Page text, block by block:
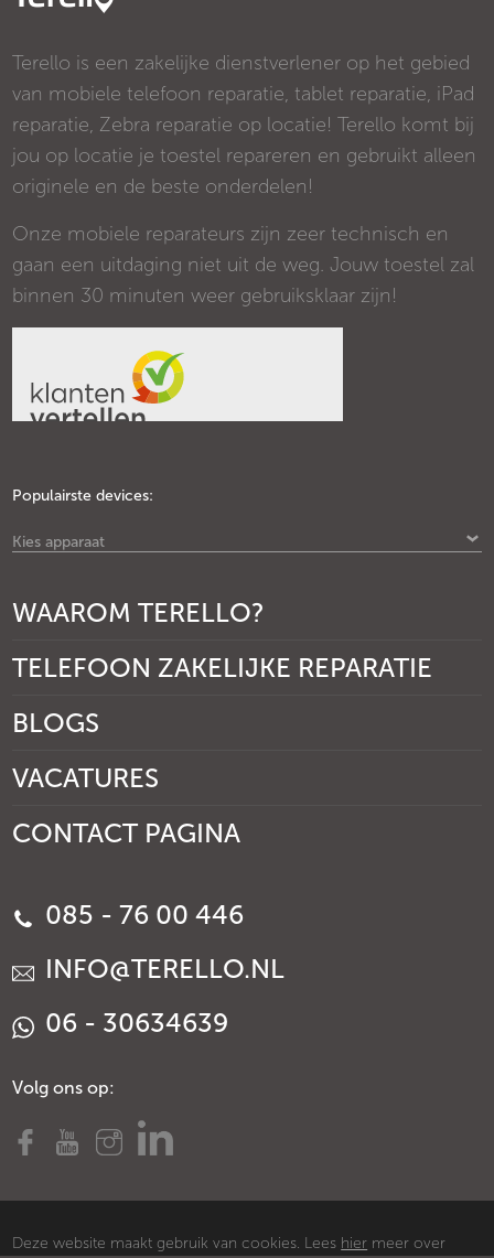
Terello is een zakelijke dienstverlener op het gebied
van mobiele telefoon reparatie, tablet reparatie, iPad
reparatie, Zebra reparatie op locatie! Terello komt bij
jou op locatie je toestel repareren en gebruikt alleen
originele en de beste onderdelen!
Onze mobiele reparateurs zijn zeer technisch en
gaan een uitdaging niet uit de weg. Jouw toestel zal
binnen 30 minuten weer gebruiksklaar zijn!
Populairste devices:
Kies apparaat
WAAROM TERELLO?
TELEFOON ZAKELIJKE REPARATIE
BLOGS
VACATURES
CONTACT PAGINA
085 - 76 00 446
INFO@TERELLO.NL
06 - 30634639
Volg ons op:
Deze website maakt gebruik van cookies. Lees hier meer over